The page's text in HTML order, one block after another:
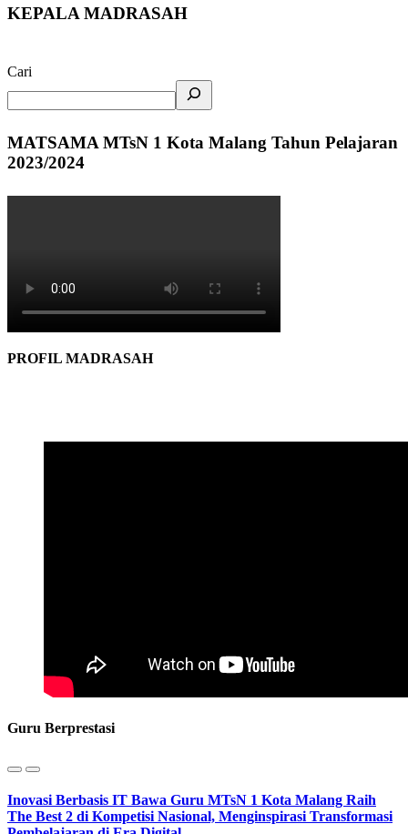
KEPALA MADRASAH
Cari
MATSAMA MTsN 1 Kota Malang Tahun Pelajaran
2023/2024
PROFIL MADRASAH
Guru Berprestasi
Inovasi Berbasis IT Bawa Guru MTsN 1 Kota Malang Raih
The Best 2 di Kompetisi Nasional, Menginspirasi Transformasi